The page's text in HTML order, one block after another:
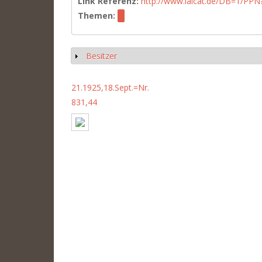
Themen:
Show
Besitzer
21.1925,18.Sept.=Nr.
831,44